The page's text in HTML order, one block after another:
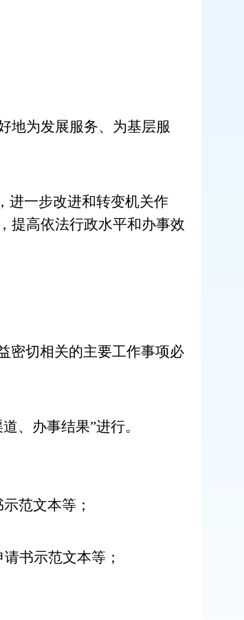
为发展服务、为基层服
进一步改进和转变机关作
提高依法行政水平和办事效
密切相关的主要工作事项必
、办事结果”进行。
范文本等；
书示范文本等；